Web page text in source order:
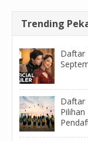
Trending
Daftar
Daftar